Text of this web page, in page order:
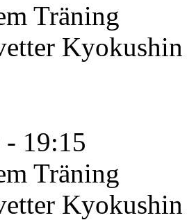
Träning
- 19:15
Träning